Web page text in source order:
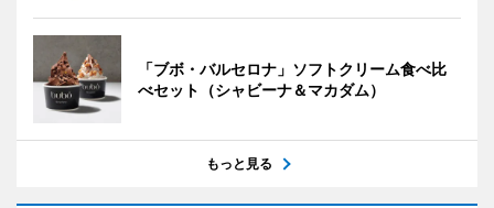
「ブボ・バルセロナ」ソフトクリーム食べ比
べセット（シャビーナ＆マカダム）
もっと見る